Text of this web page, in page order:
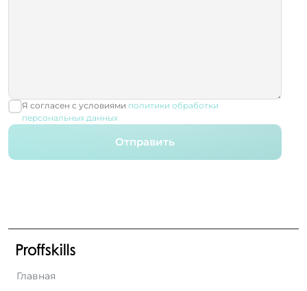
Я согласен с условиями политики обработки
персональных данных
Отправить
Главная